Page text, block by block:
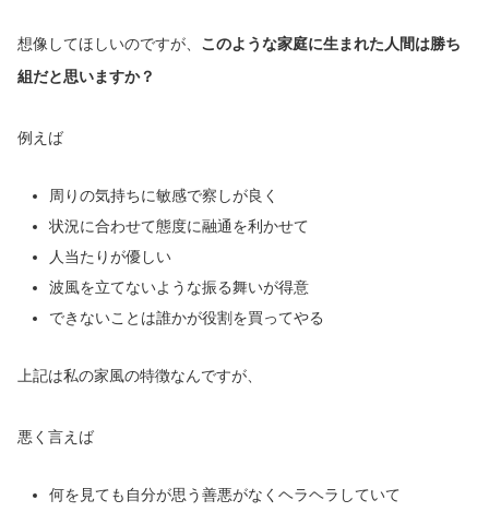
想像してほしいのですが、 このような家庭に生まれた人間は勝ち
組だと思いますか？
例えば
周りの気持ちに敏感で察しが良く
状況に合わせて態度に融通を利かせて
人当たりが優しい
波風を立てないような振る舞いが得意
できないことは誰かが役割を買ってやる
上記は私の家風の特徴なんですが、
悪く言えば
何を見ても自分が思う善悪がなくヘラヘラしていて